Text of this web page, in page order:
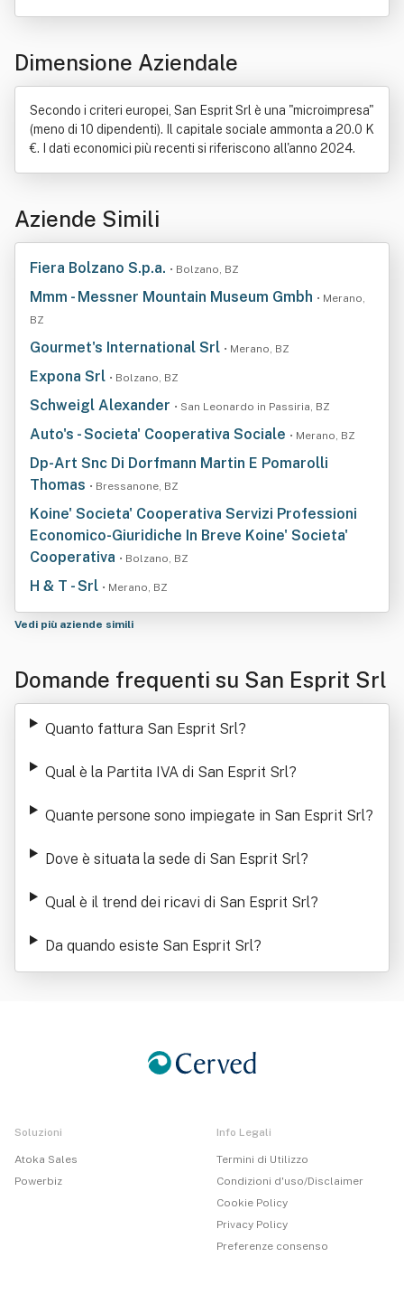
Dimensione Aziendale
Secondo i criteri europei, San Esprit Srl è una "microimpresa"
(meno di 10 dipendenti). Il capitale sociale ammonta a 20.0 K
€. I dati economici più recenti si riferiscono all'anno 2024.
Aziende Simili
Fiera Bolzano S.p.a. • Bolzano, BZ
Mmm - Messner Mountain Museum Gmbh • Merano,
BZ
Gourmet's International Srl • Merano, BZ
Expona Srl • Bolzano, BZ
Schweigl Alexander • San Leonardo in Passiria, BZ
Auto's - Societa' Cooperativa Sociale • Merano, BZ
Dp-Art Snc Di Dorfmann Martin E Pomarolli
Thomas • Bressanone, BZ
Koine' Societa' Cooperativa Servizi Professioni
Economico-Giuridiche In Breve Koine' Societa'
Cooperativa • Bolzano, BZ
H & T - Srl • Merano, BZ
Vedi più aziende simili
Domande frequenti su San Esprit Srl
Quanto fattura San Esprit Srl?
Qual è la Partita IVA di San Esprit Srl?
Quante persone sono impiegate in San Esprit Srl?
Dove è situata la sede di San Esprit Srl?
Qual è il trend dei ricavi di San Esprit Srl?
Da quando esiste San Esprit Srl?
Soluzioni
Atoka Sales
Powerbiz
Info Legali
Termini di Utilizzo
Condizioni d'uso/Disclaimer
Cookie Policy
Privacy Policy
Preferenze consenso